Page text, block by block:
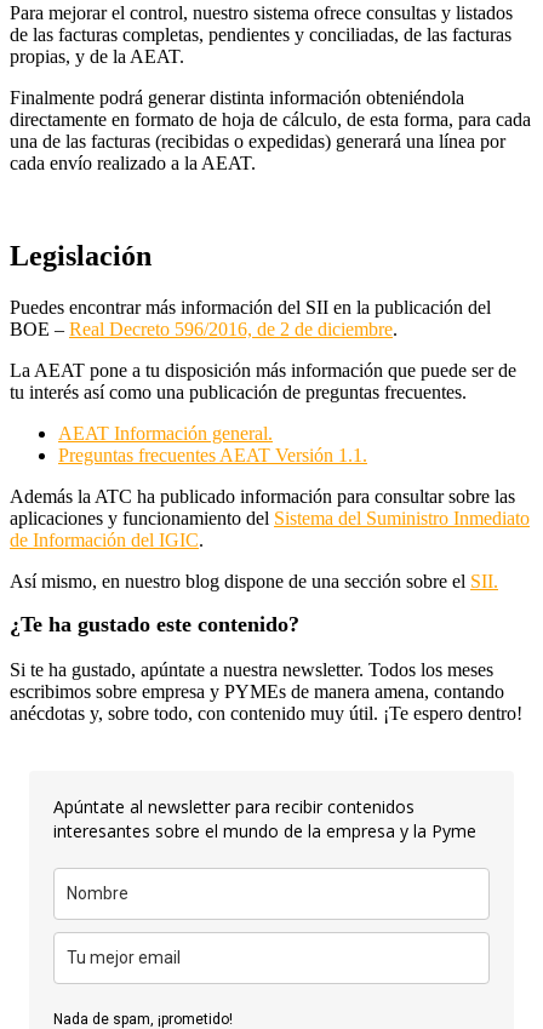
Para mejorar el control, nuestro sistema ofrece consultas y listados
de las facturas completas, pendientes y conciliadas, de las facturas
propias, y de la AEAT.
Finalmente podrá generar distinta información obteniéndola
directamente en formato de hoja de cálculo, de esta forma, para cada
una de las facturas (recibidas o expedidas) generará una línea por
cada envío realizado a la AEAT.
Legislación
Puedes encontrar más información del SII en la publicación del
BOE – Real Decreto 596/2016, de 2 de diciembre.
La AEAT pone a tu disposición más información que puede ser de
tu interés así como una publicación de preguntas frecuentes.
AEAT Información general.
Preguntas frecuentes AEAT Versión 1.1.
Además la ATC ha publicado información para consultar sobre las
aplicaciones y funcionamiento del Sistema del Suministro Inmediato
de Información del IGIC.
Así mismo, en nuestro blog dispone de una sección sobre el SII.
¿Te ha gustado este contenido?
Si te ha gustado, apúntate a nuestra newsletter. Todos los meses
escribimos sobre empresa y PYMEs de manera amena, contando
anécdotas y, sobre todo, con contenido muy útil. ¡Te espero dentro!
Apúntate al newsletter para recibir contenidos
interesantes sobre el mundo de la empresa y la Pyme
Nada de spam, ¡prometido!